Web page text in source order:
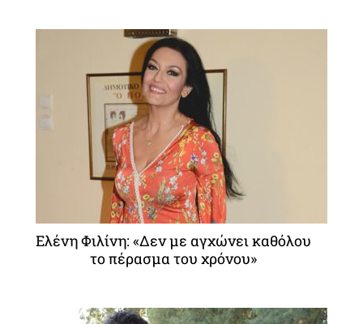
Ελένη Φιλίνη: «Δεν με αγχώνει καθόλου
το πέρασμα του χρόνου»